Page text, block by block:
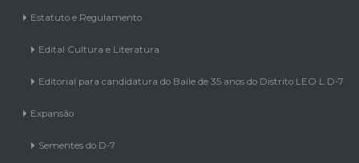
Estatuto e Regulamento
Edital Cultura e Literatura
Editorial para candidatura do Baile de 35 anos do Distrito LEO L D-7
Expansão
Sementes do D-7